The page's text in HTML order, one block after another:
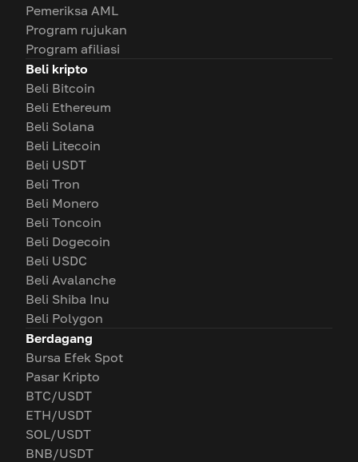
Pemeriksa AML
Program rujukan
Program afiliasi
Beli kripto
Beli Bitcoin
Beli Ethereum
Beli Solana
Beli Litecoin
Beli USDT
Beli Tron
Beli Monero
Beli Toncoin
Beli Dogecoin
Beli USDC
Beli Avalanche
Beli Shiba Inu
Beli Polygon
Berdagang
Bursa Efek Spot
Pasar Kripto
BTC/USDT
ETH/USDT
SOL/USDT
BNB/USDT